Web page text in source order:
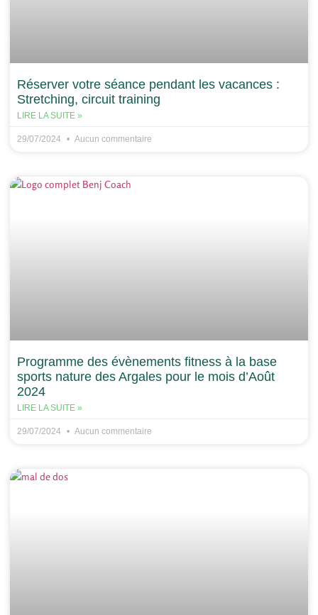
Réserver votre séance pendant les vacances :
Stretching, circuit training
LIRE LA SUITE »
29/07/2024 Aucun commentaire
Programme des évènements fitness à la base
sports nature des Argales pour le mois d’Août
2024
LIRE LA SUITE »
29/07/2024 Aucun commentaire